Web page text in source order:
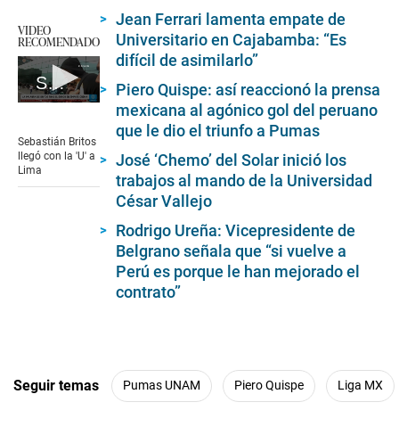
VIDEO
RECOMENDADO
Sebastián Britos responde a error ante Comerciantes Unidos
of
1
minute,
Sebastián Britos
llegó con la 'U' a
Lima
Jean Ferrari lamenta empate de
Universitario en Cajabamba: “Es
difícil de asimilarlo”
Piero Quispe: así reaccionó la prensa
mexicana al agónico gol del peruano
que le dio el triunfo a Pumas
José ‘Chemo’ del Solar inició los
trabajos al mando de la Universidad
César Vallejo
Rodrigo Ureña: Vicepresidente de
Belgrano señala que “si vuelve a
Perú es porque le han mejorado el
contrato”
Seguir temas Pumas UNAM Piero Quispe Liga MX